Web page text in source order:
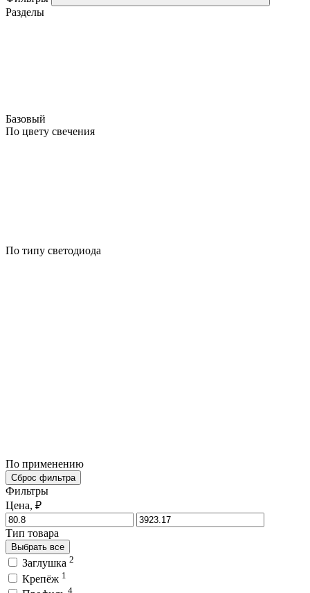
Разделы
Базовый
По цвету свечения
По типу светодиода
По применению
Сброс фильтра
Фильтры
Цена, ₽
Тип товара
Выбрать все
Заглушка 2
Крепёж 1
4